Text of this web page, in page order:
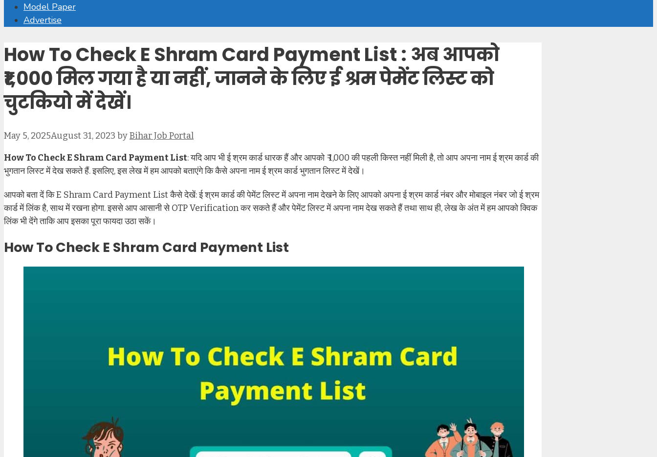
Model Paper
Advertise
How To Check E Shram Card Payment List : अब आपको
₹1,000 मिल गया है या नहीं, जानने के लिए ई श्रम पेमेंट लिस्ट को
चुटकियो में देखें।
May 5, 2025August 31, 2023 byBihar Job Portal
How To Check E Shram Card Payment List: यदि आप भी ई श्रम कार्ड धारक हैं और आपको ₹ 1,000 की पहली किस्त नहीं मिली है, तो आप अपना नाम ई श्रम कार्ड की
भुगतान लिस्ट में देख सकते हैं. इसलिए, इस लेख में हम आपको बताएंगे कि कैसे अपना नाम ई श्रम कार्ड भुगतान लिस्ट में देखें।
आपको बता दें कि E Shram Card Payment List कैसे देखें: ई श्रम कार्ड की पेमेंट लिस्ट में अपना नाम देखने के लिए आपको अपना ई श्रम कार्ड नंबर और मोबाइल नंबर जो ई श्रम
कार्ड में लिंक है, साथ में रखना होगा. इससे आप आसानी से OTP Verification कर सकते हैं और पेमेंट लिस्ट में अपना नाम देख सकते हैं तथा साथ ही, लेख के अंत में हम आपको क्विक
लिंक भी देंगे ताकि आप इसका पूरा फायदा उठा सकें।
How To Check E Shram Card Payment List